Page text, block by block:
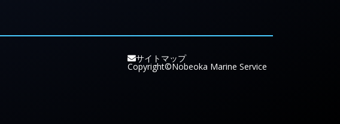
サイトマップ
Copyright©Nobeoka Marine Service